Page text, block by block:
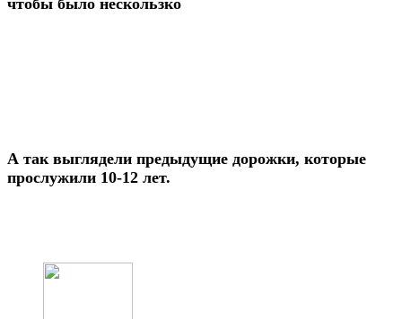
А так выглядели предыдущие дорожки, которые
прослужили 10-12 лет.